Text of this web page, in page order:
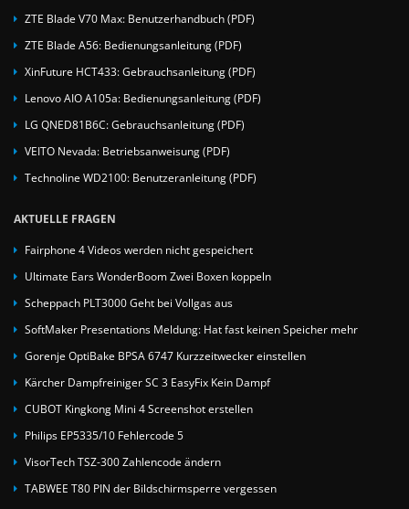
ZTE Blade V70 Max: Benutzerhandbuch (PDF)
ZTE Blade A56: Bedienungsanleitung (PDF)
XinFuture HCT433: Gebrauchsanleitung (PDF)
Lenovo AIO A105a: Bedienungsanleitung (PDF)
LG QNED81B6C: Gebrauchsanleitung (PDF)
VEITO Nevada: Betriebsanweisung (PDF)
Technoline WD2100: Benutzeranleitung (PDF)
AKTUELLE FRAGEN
Fairphone 4 Videos werden nicht gespeichert
Ultimate Ears WonderBoom Zwei Boxen koppeln
Scheppach PLT3000 Geht bei Vollgas aus
SoftMaker Presentations Meldung: Hat fast keinen Speicher mehr
Gorenje OptiBake BPSA 6747 Kurzzeitwecker einstellen
Kärcher Dampfreiniger SC 3 EasyFix Kein Dampf
CUBOT Kingkong Mini 4 Screenshot erstellen
Philips EP5335/10 Fehlercode 5
VisorTech TSZ-300 Zahlencode ändern
TABWEE T80 PIN der Bildschirmsperre vergessen